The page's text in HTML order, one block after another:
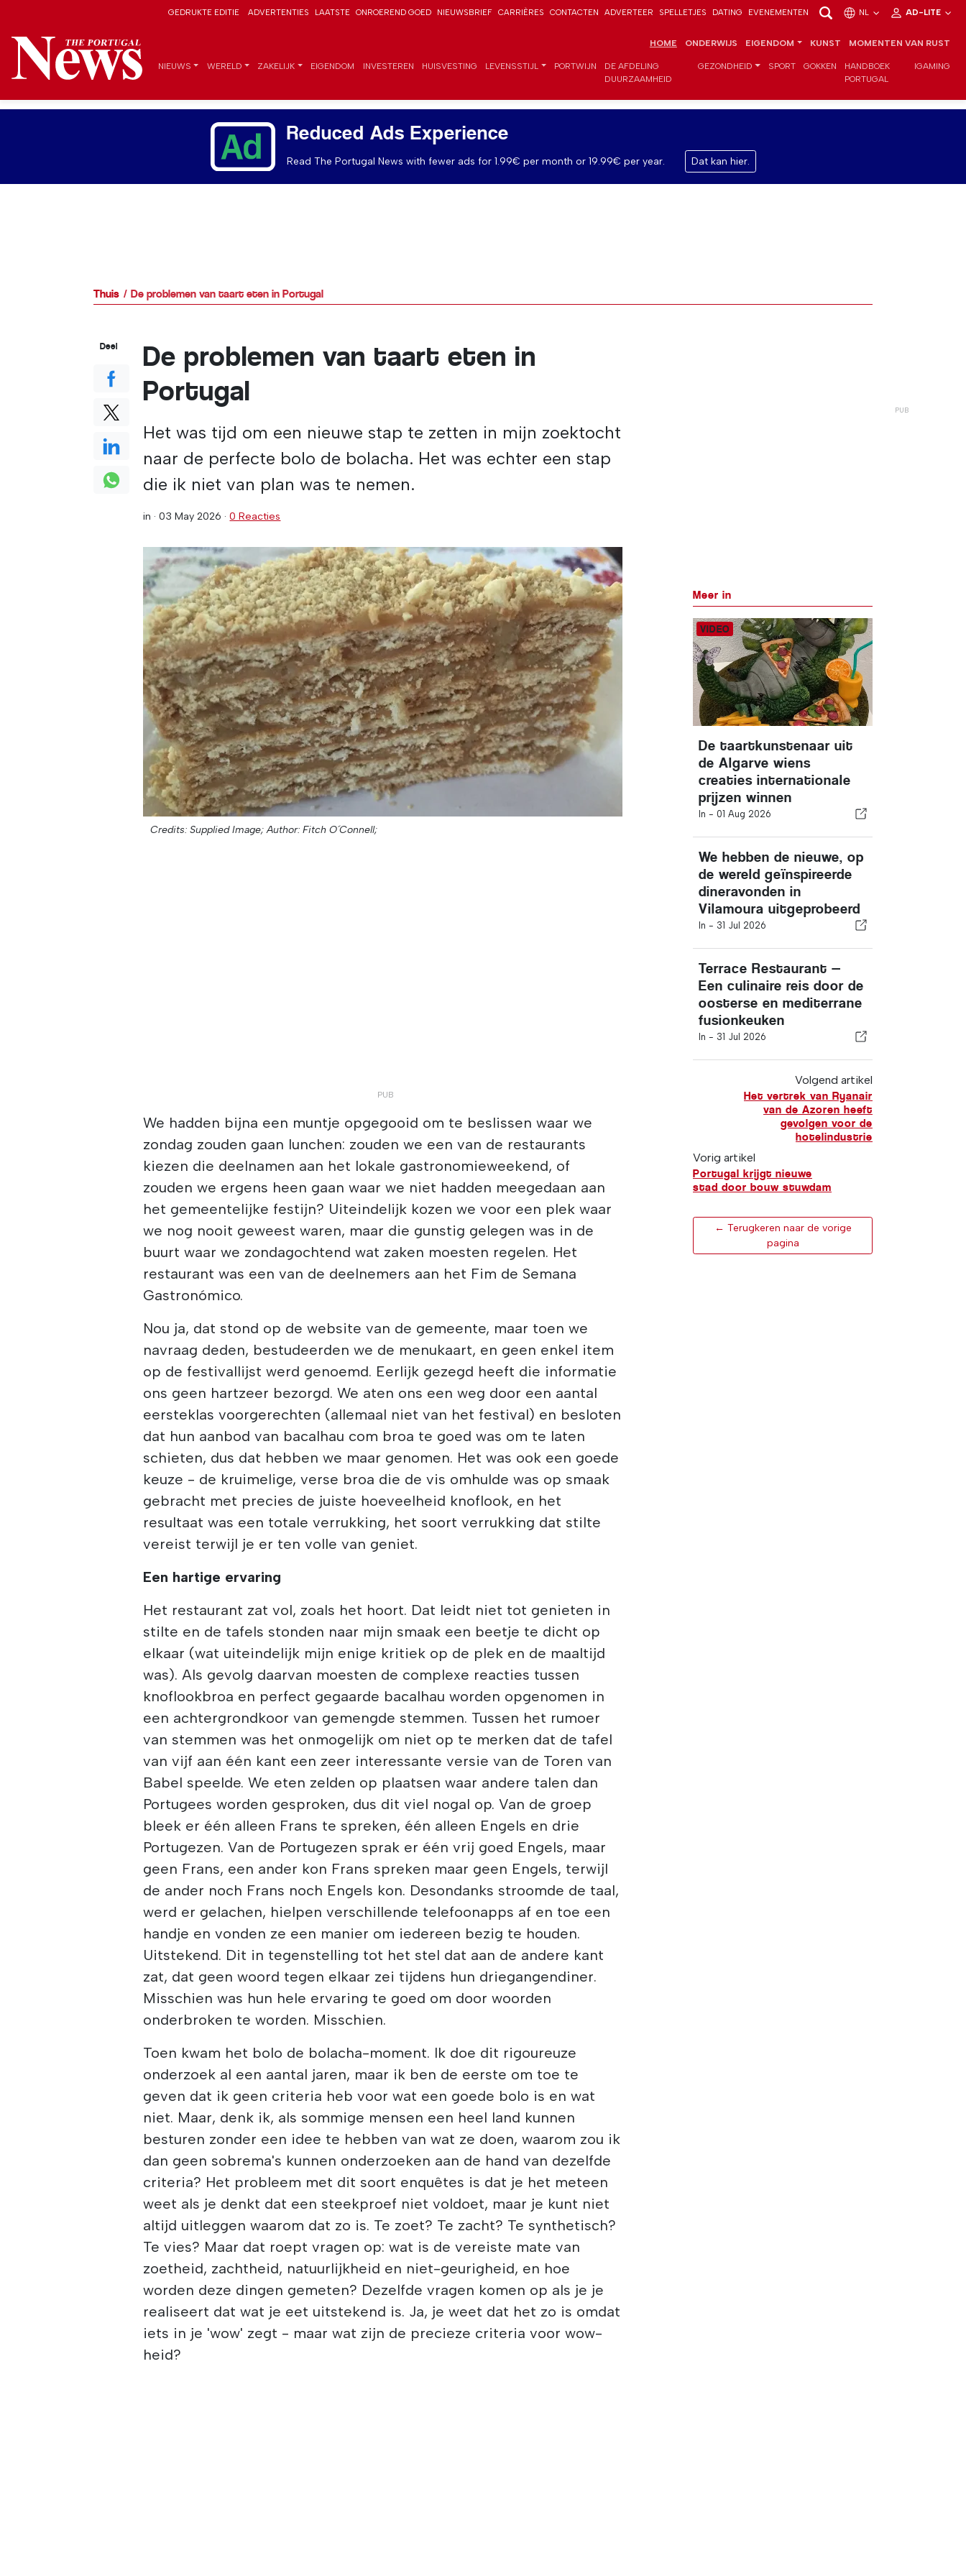
GEDRUKTE EDITIE ADVERTENTIES LAATSTE ONROEREND GOED NIEUWSBRIEF CARRIÈRES CONTACTEN ADVERTEER SPELLETJES DATING EVENEMENTEN NL AD-LITE
HOME ONDERWIJS EIGENDOM KUNST MOMENTEN VAN RUST
NIEUWS WERELD ZAKELIJK EIGENDOM INVESTEREN HUISVESTING LEVENSSTIJL PORTWIJN
DE AFDELING
DUURZAAMHEID
GEZONDHEID SPORT GOKKEN
HANDBOEK
PORTUGAL
IGAMING
Reduced Ads Experience
Read The Portugal News with fewer ads for 1.99€ per month or 19.99€ per year. Dat kan hier.
Thuis De problemen van taart eten in Portugal
De problemen van taart eten in
Portugal
Het was tijd om een nieuwe stap te zetten in mijn zoektocht
naar de perfecte bolo de bolacha. Het was echter een stap
die ik niet van plan was te nemen.
in ·03 May 2026 ·0 Reacties
Credits: Supplied Image; Author: Fitch O´Connell;
We hadden bijna een muntje opgegooid om te beslissen waar we
zondag zouden gaan lunchen: zouden we een van de restaurants
kiezen die deelnamen aan het lokale gastronomieweekend, of
zouden we ergens heen gaan waar we niet hadden meegedaan aan
het gemeentelijke festijn? Uiteindelijk kozen we voor een plek waar
we nog nooit geweest waren, maar die gunstig gelegen was in de
buurt waar we zondagochtend wat zaken moesten regelen. Het
restaurant was een van de deelnemers aan het Fim de Semana
Gastronómico.
Nou ja, dat stond op de website van de gemeente, maar toen we
navraag deden, bestudeerden we de menukaart, en geen enkel item
op de festivallijst werd genoemd. Eerlijk gezegd heeft die informatie
ons geen hartzeer bezorgd. We aten ons een weg door een aantal
eersteklas voorgerechten (allemaal niet van het festival) en besloten
dat hun aanbod van bacalhau com broa te goed was om te laten
schieten, dus dat hebben we maar genomen. Het was ook een goede
keuze - de kruimelige, verse broa die de vis omhulde was op smaak
gebracht met precies de juiste hoeveelheid knoflook, en het
resultaat was een totale verrukking, het soort verrukking dat stilte
vereist terwijl je er ten volle van geniet.
Een hartige ervaring
Het restaurant zat vol, zoals het hoort. Dat leidt niet tot genieten in
stilte en de tafels stonden naar mijn smaak een beetje te dicht op
elkaar (wat uiteindelijk mijn enige kritiek op de plek en de maaltijd
was). Als gevolg daarvan moesten de complexe reacties tussen
knoflookbroa en perfect gegaarde bacalhau worden opgenomen in
een achtergrondkoor van gemengde stemmen. Tussen het rumoer
van stemmen was het onmogelijk om niet op te merken dat de tafel
van vijf aan één kant een zeer interessante versie van de Toren van
Babel speelde. We eten zelden op plaatsen waar andere talen dan
Portugees worden gesproken, dus dit viel nogal op. Van de groep
bleek er één alleen Frans te spreken, één alleen Engels en drie
Portugezen. Van de Portugezen sprak er één vrij goed Engels, maar
geen Frans, een ander kon Frans spreken maar geen Engels, terwijl
de ander noch Frans noch Engels kon. Desondanks stroomde de taal,
werd er gelachen, hielpen verschillende telefoonapps af en toe een
handje en vonden ze een manier om iedereen bezig te houden.
Uitstekend. Dit in tegenstelling tot het stel dat aan de andere kant
zat, dat geen woord tegen elkaar zei tijdens hun driegangendiner.
Misschien was hun hele ervaring te goed om door woorden
onderbroken te worden. Misschien.
Toen kwam het bolo de bolacha-moment. Ik doe dit rigoureuze
onderzoek al een aantal jaren, maar ik ben de eerste om toe te
geven dat ik geen criteria heb voor wat een goede bolo is en wat
niet. Maar, denk ik, als sommige mensen een heel land kunnen
besturen zonder een idee te hebben van wat ze doen, waarom zou ik
dan geen sobrema's kunnen onderzoeken aan de hand van dezelfde
criteria? Het probleem met dit soort enquêtes is dat je het meteen
weet als je denkt dat een steekproef niet voldoet, maar je kunt niet
altijd uitleggen waarom dat zo is. Te zoet? Te zacht? Te synthetisch?
Te vies? Maar dat roept vragen op: wat is de vereiste mate van
zoetheid, zachtheid, natuurlijkheid en niet-geurigheid, en hoe
worden deze dingen gemeten? Dezelfde vragen komen op als je je
realiseert dat wat je eet uitstekend is. Ja, je weet dat het zo is omdat
iets in je 'wow' zegt - maar wat zijn de precieze criteria voor wow-
heid?
Deel
Meer in
De taartkunstenaar uit
de Algarve wiens
creaties internationale
prijzen winnen
In - 01 Aug 2026
We hebben de nieuwe, op
de wereld geïnspireerde
dineravonden in
Vilamoura uitgeprobeerd
In - 31 Jul 2026
Terrace Restaurant —
Een culinaire reis door de
oosterse en mediterrane
fusionkeuken
In - 31 Jul 2026
Volgend artikel
Het vertrek van Ryanair
van de Azoren heeft
gevolgen voor de
hotelindustrie
Vorig artikel
Portugal krijgt nieuwe
stad door bouw stuwdam
← Terugkeren naar de vorige
pagina